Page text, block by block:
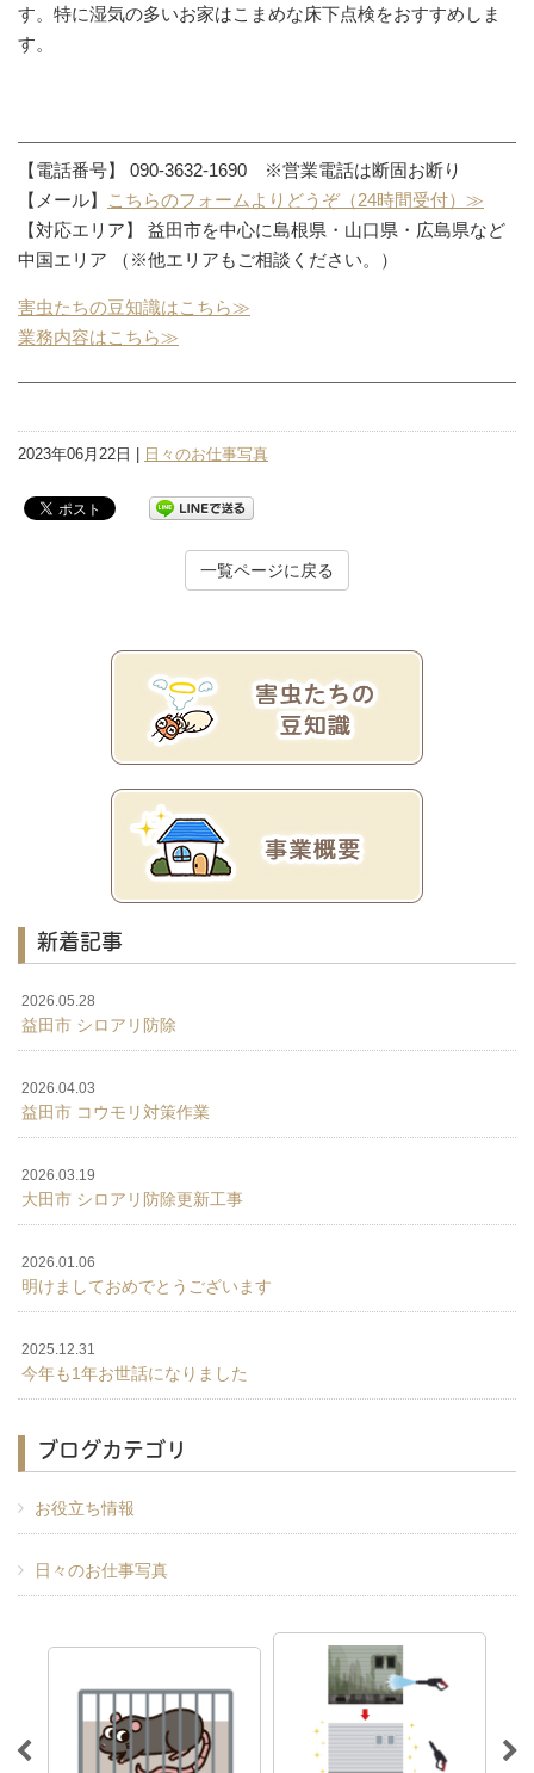
す。特に湿気の多いお家はこまめな床下点検をおすすめしま
す。
【電話番号】 090-3632-1690 ※営業電話は断固お断り
【メール】
こちらのフォームよりどうぞ（24時間受付）≫
【対応エリア】 益田市を中心に島根県・山口県・広島県など
中国エリア （※他エリアもご相談ください。）
害虫たちの豆知識はこちら≫
業務内容はこちら≫
2023年06月22日 | 日々のお仕事写真
一覧ページに戻る
新着記事
2026.05.28
益田市 シロアリ防除
2026.04.03
益田市 コウモリ対策作業
2026.03.19
大田市 シロアリ防除更新工事
2026.01.06
明けましておめでとうございます
2025.12.31
今年も1年お世話になりました
ブログカテゴリ
お役立ち情報
日々のお仕事写真